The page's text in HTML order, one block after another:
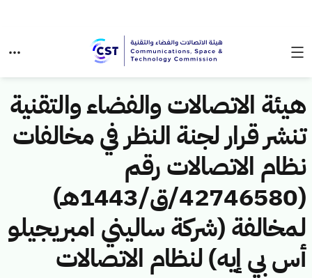
هيئة الاتصالات والفضاء والتقنية
تنشر قرار لجنة النظر في مخالفات
نظام الاتصالات رقم
(42746580/ق/1443هـ)
لمخالفة (شركة ساليني امبريجيلو
أس بي إيه) لنظام الاتصالات